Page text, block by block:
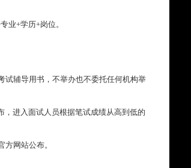
业+学历+岗位。
试辅导用书，不举办也不委托任何机构举
，进入面试人员根据笔试成绩从高到低的
网站公布。